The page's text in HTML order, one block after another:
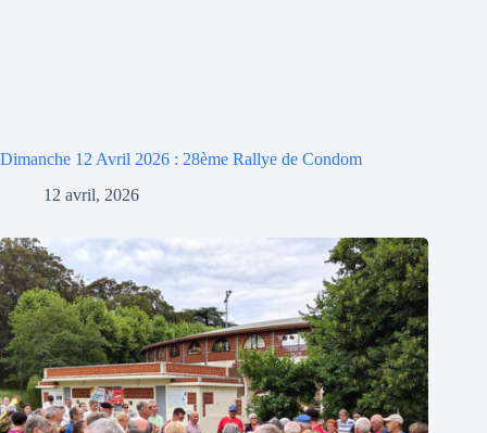
Dimanche 12 Avril 2026 : 28ème Rallye de Condom
12 avril, 2026